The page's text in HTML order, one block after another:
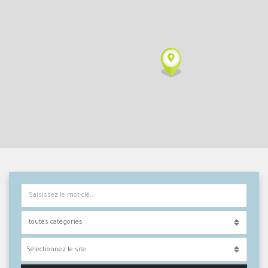
Sélectionnez le site..